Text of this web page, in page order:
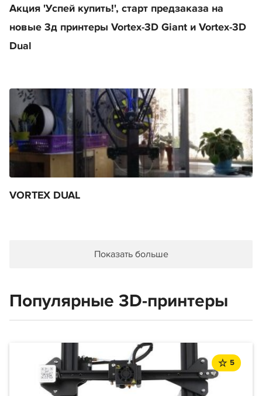
Акция 'Успей купить!', старт предзаказа на
новые 3д принтеры Vortex-3D Giant и Vortex-3D
Dual
VORTEX DUAL
Показать больше
Популярные 3D-принтеры
5